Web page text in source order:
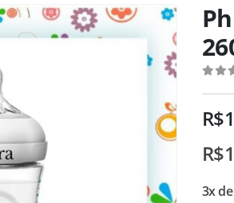
R$
R$
3x de